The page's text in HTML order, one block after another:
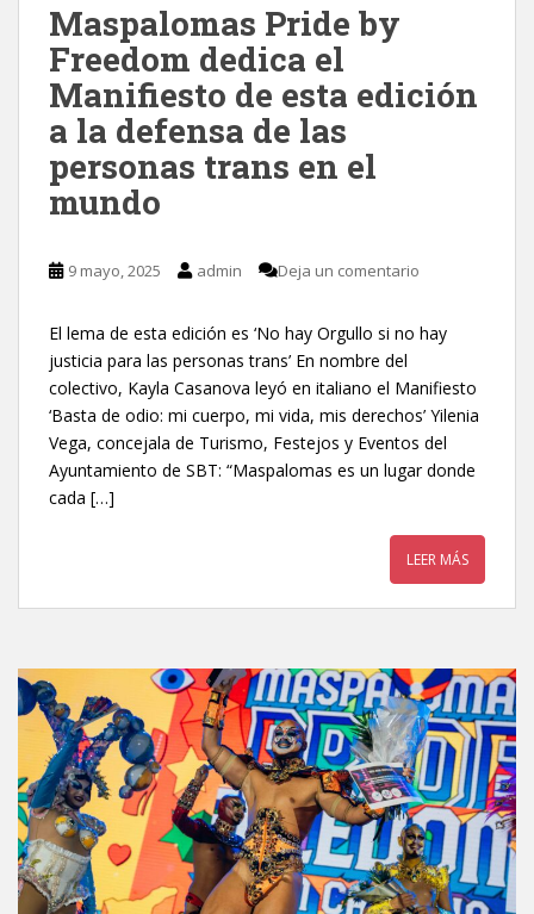
Maspalomas Pride by
Freedom dedica el
Manifiesto de esta edición
a la defensa de las
personas trans en el
mundo
9 mayo, 2025 admin Deja un comentario
El lema de esta edición es ‘No hay Orgullo si no hay
justicia para las personas trans’ En nombre del
colectivo, Kayla Casanova leyó en italiano el Manifiesto
‘Basta de odio: mi cuerpo, mi vida, mis derechos’ Yilenia
Vega, concejala de Turismo, Festejos y Eventos del
Ayuntamiento de SBT: “Maspalomas es un lugar donde
cada […]
LEER MÁS